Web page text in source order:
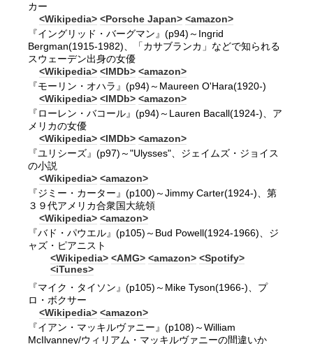
カー
<Wikipedia> <Porsche Japan> <amazon>
『イングリッド・バーグマン』(p94)～Ingrid
Bergman(1915-1982)、「カサブランカ」などで知られる
スウェーデン出身の女優
<Wikipedia> <IMDb> <amazon>
『モーリン・オハラ』(p94)～Maureen O'Hara(1920-)
<Wikipedia> <IMDb> <amazon>
『ローレン・バコール』(p94)～Lauren Bacall(1924-)、ア
メリカの女優
<Wikipedia> <IMDb> <amazon>
『ユリシーズ』(p97)～"Ulysses"、ジェイムズ・ジョイス
の小説
<Wikipedia> <amazon>
『ジミー・カーター』(p100)～Jimmy Carter(1924-)、第
３９代アメリカ合衆国大統領
<Wikipedia> <amazon>
『バド・パウエル』(p105)～Bud Powell(1924-1966)、ジ
ャズ・ピアニスト
<Wikipedia> <AMG> <amazon> <Spotify>
<iTunes>
『マイク・タイソン』(p105)～Mike Tyson(1966-)、プ
ロ・ボクサー
<Wikipedia> <amazon>
『イアン・マッキルヴァニー』(p108)～William
McIlvanney/ウィリアム・マッキルヴァニーの間違いか